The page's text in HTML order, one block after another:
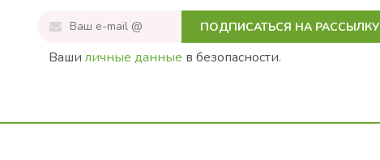
ПОДПИСАТЬСЯ НА РАССЫЛКУ
Ваши личные данные в безопасности.